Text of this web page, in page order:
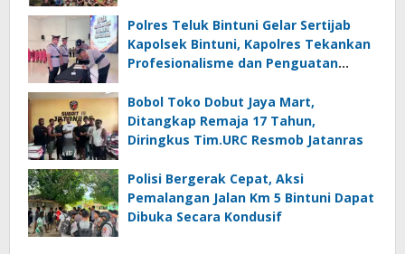
Polres Teluk Bintuni Gelar Sertijab
Kapolsek Bintuni, Kapolres Tekankan
Profesionalisme dan Penguatan
Bobol Toko Dobut Jaya Mart,
Ditangkap Remaja 17 Tahun,
Diringkus Tim.URC Resmob Jatanras
Polisi Bergerak Cepat, Aksi
Pemalangan Jalan Km 5 Bintuni Dapat
Dibuka Secara Kondusif